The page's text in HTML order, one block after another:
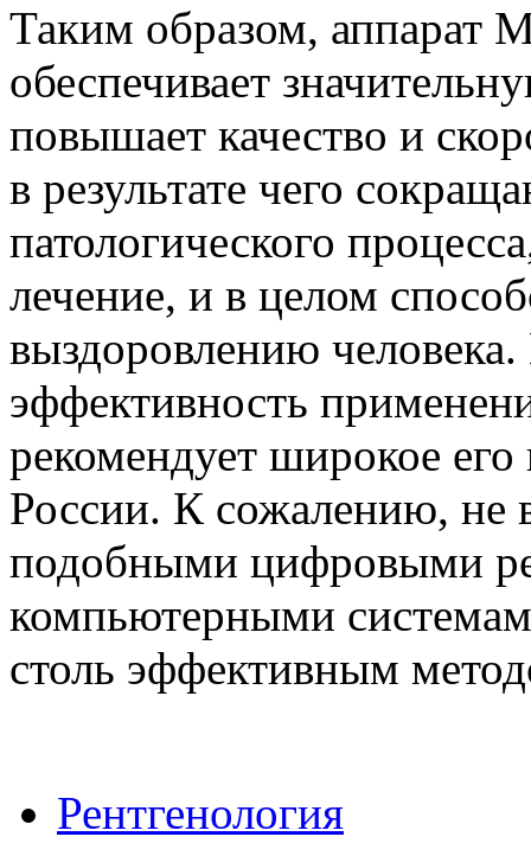
Таким образом,
обеспечивает
повышает качество и
в результате чего
патологического
лечение, и в целом
выздоровлению
эффективность
рекомендует широкое
России. К сожалению, не
подобными цифровыми
компьютерными
столь эффективным
Рентгенология